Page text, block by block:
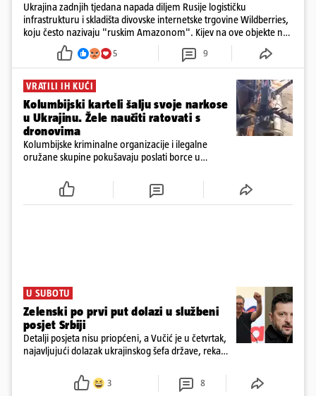
Ukrajina zadnjih tjedana napada diljem Rusije logističku
infrastrukturu i skladišta divovske internetske trgovine Wildberries,
koju često nazivaju "ruskim Amazonom". Kijev na ove objekte ne
gleda samo kao na obična trgovačka skladišta, već tvrdi da ih ruske
snage koriste i za vojne potrebe, odnosno za skladištenje i
distribuciju dijelova za dronove i druge opreme koja se koristi u
ratu. S druge strane, napadi služe i kao izravan odgovor na ruska
bombardiranja ukrajinske poštanske i logističke infrastrukture te
kao način da se ekonomske posljedice rata prenesu dublje na ruski
teritorij i približe običnim građanima.
5 9
VRATILI IH KUĆI
Kolumbijski karteli šalju svoje narkose
u Ukrajinu. Žele naučiti ratovati s
dronovima
Kolumbijske kriminalne organizacije i ilegalne
oružane skupine pokušavaju poslati borce u
bespilotnim letjelicama te ih kasnije koristili protiv
kolumbijske vojske
U SUBOTU
Zelenski po prvi put dolazi u službeni
posjet Srbiji
Detalji posjeta nisu priopćeni, a Vučić je u četvrtak,
najavljujući dolazak ukrajinskog šefa države, rekao
europski put Ukrajine i Srbije
3 8